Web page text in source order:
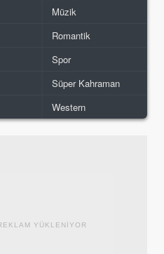
Müzik
Romantik
Spor
Süper Kahraman
Western
YÜKLENİYOR